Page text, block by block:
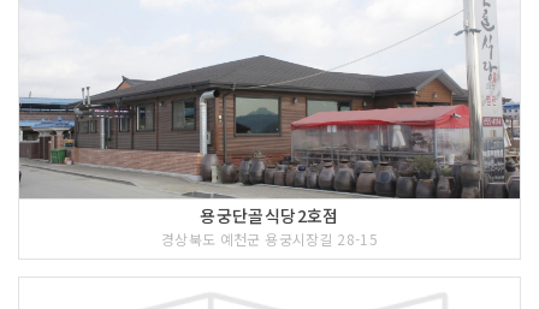
용궁단골식당2호점
경상북도 예천군 용궁시장길 28-15